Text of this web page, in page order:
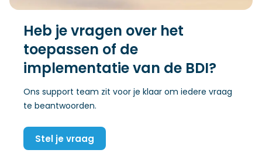
Heb je vragen over het
toepassen of de
implementatie van de BDI?
Ons support team zit voor je klaar om iedere vraag
te beantwoorden.
Stel je vraag